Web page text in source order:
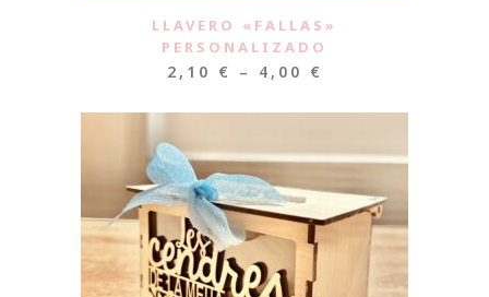
LLAVERO «FALLAS»
PERSONALIZADO
2,10 € – 4,00 €